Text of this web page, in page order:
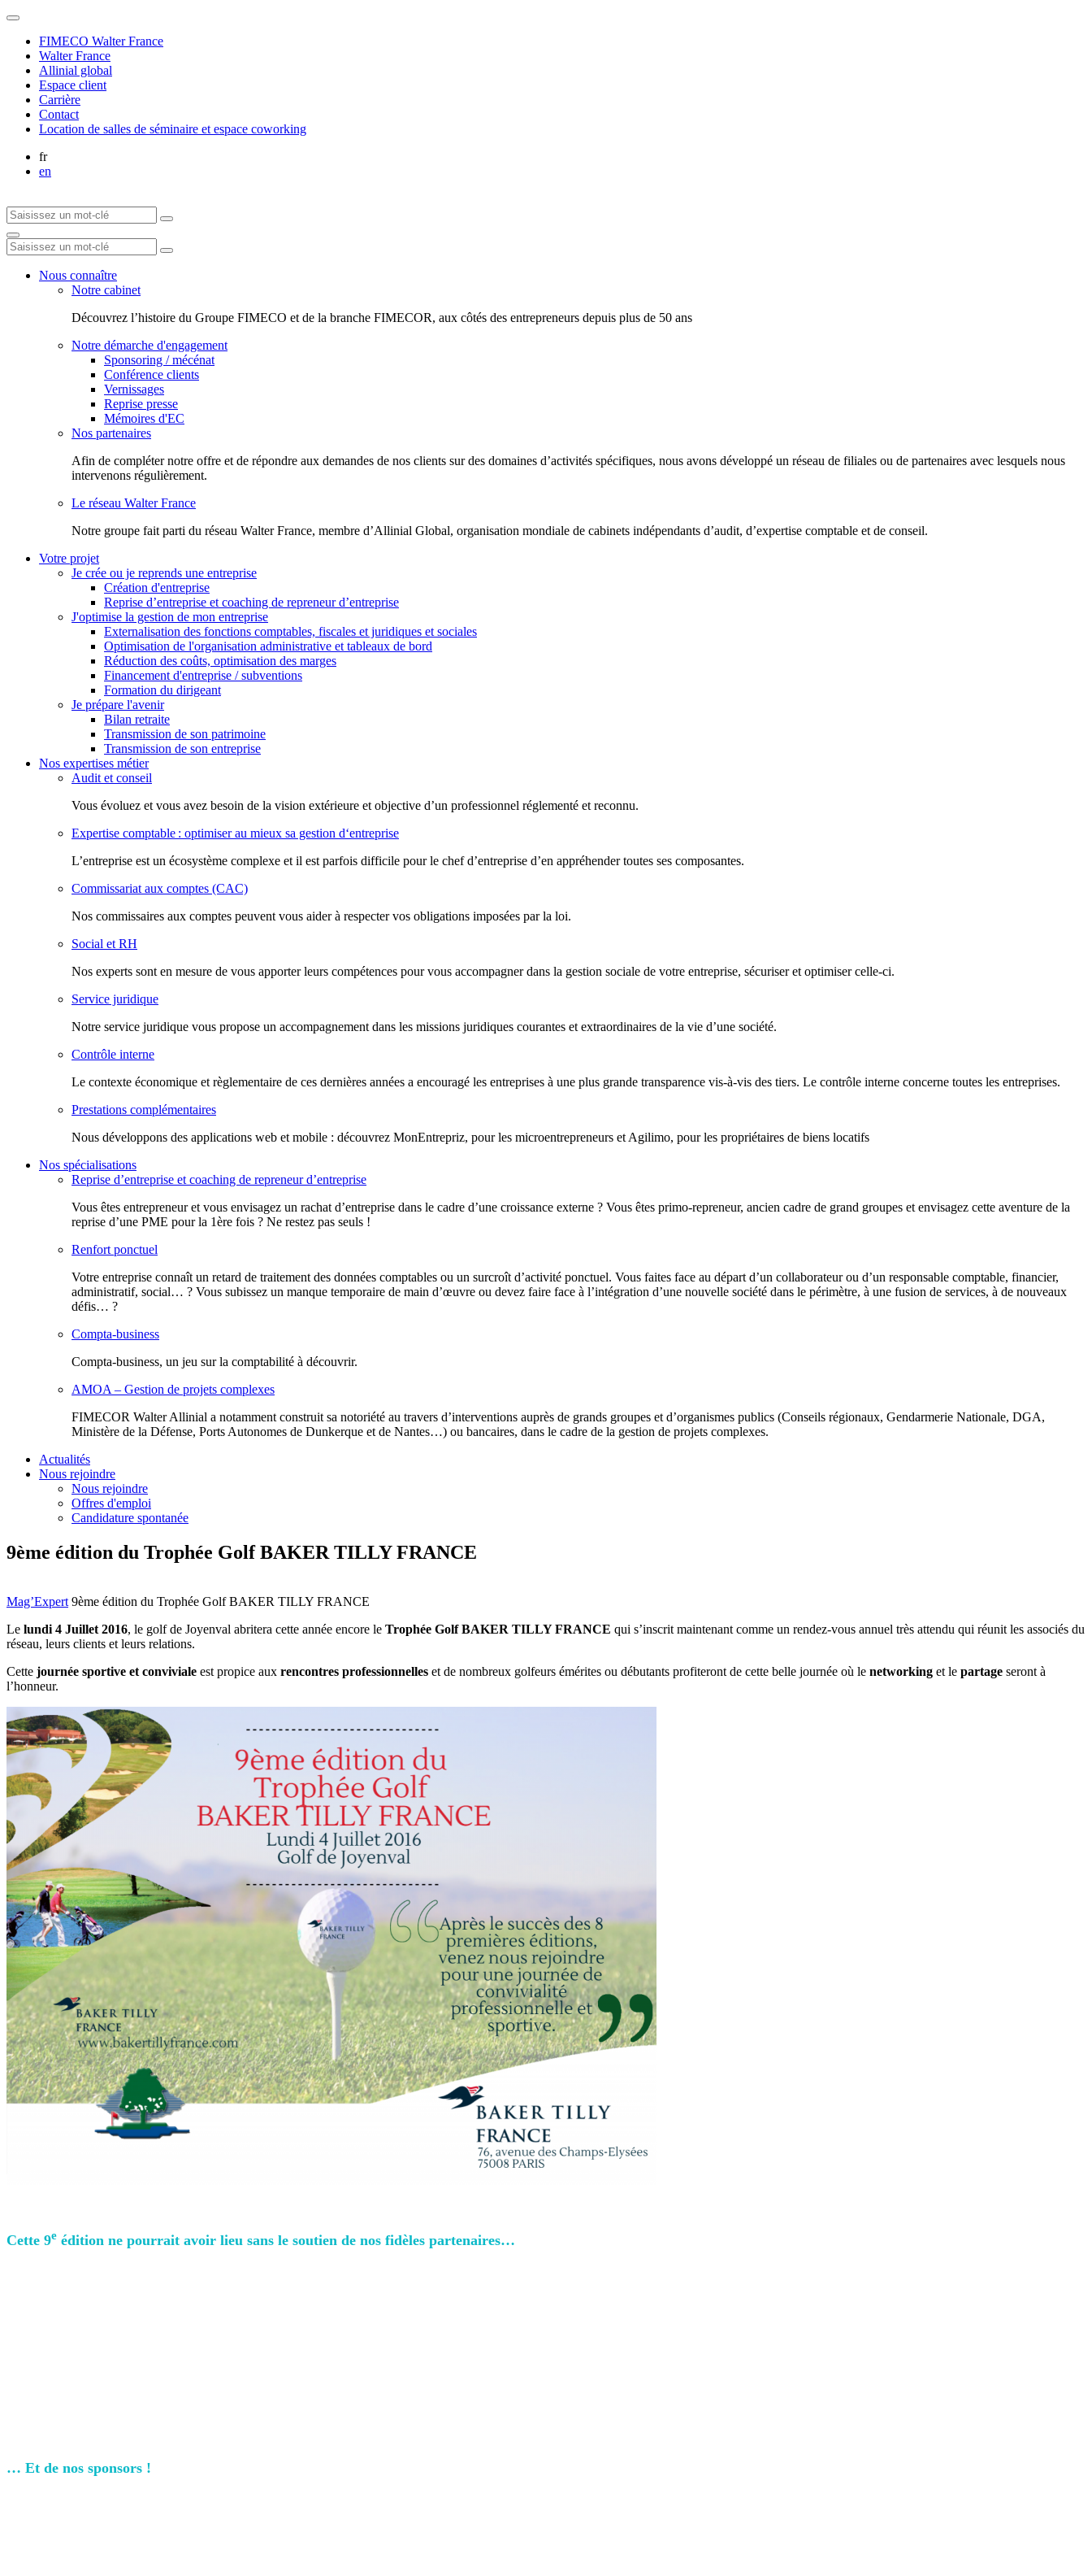
FIMECO Walter France
Walter France
Allinial global
Espace client
Carrière
Contact
Location de salles de séminaire et espace coworking
fr
en
Nous connaître
Notre cabinet
Découvrez l’histoire du Groupe FIMECO et de la branche FIMECOR, aux côtés des entrepreneurs depuis plus de 50 ans
Notre démarche d'engagement
Sponsoring / mécénat
Conférence clients
Vernissages
Reprise presse
Mémoires d'EC
Nos partenaires
Afin de compléter notre offre et de répondre aux demandes de nos clients sur des domaines d’activités spécifiques, nous avons développé un réseau de filiales ou de partenaires avec lesquels nous
intervenons régulièrement.
Le réseau Walter France
Notr​e groupe fait parti du réseau Walter France, membre d’Allinial Global, organisation mondiale de cabinets indépendants d’audit, d’expertise comptable et de conseil.
Votre projet
Je crée ou je reprends une entreprise
Création d'entreprise
Reprise d’entreprise et coaching de repreneur d’entreprise
J'optimise la gestion de mon entreprise
Externalisation des fonctions comptables, fiscales et juridiques et sociales
Optimisation de l'organisation administrative et tableaux de bord
Réduction des coûts, optimisation des marges
Financement d'entreprise / subventions
Formation du dirigeant
Je prépare l'avenir
Bilan retraite
Transmission de son patrimoine
Transmission de son entreprise
Nos expertises métier
Audit et conseil
Vous évoluez et vous avez besoin de la vision extérieure et objective d’un professionnel réglementé et reconnu.
Expertise comptable : optimiser au mieux sa gestion d‘entreprise
L’entreprise est un écosystème complexe et il est parfois difficile pour le chef d’entreprise d’en appréhender toutes ses composantes.
Commissariat aux comptes (CAC)
Nos commissaires aux comptes peuvent vous aider à respecter vos obligations imposées par la loi.
Social et RH
Nos experts sont en mesure de vous apporter leurs compétences pour vous accompagner dans la gestion sociale de votre entreprise, sécuriser et optimiser celle-ci.
Service juridique
Notre service juridique vous propose un accompagnement dans les missions juridiques courantes et extraordinaires de la vie d’une société.
Contrôle interne
Le contexte économique et règlementaire de ces dernières années a encouragé les entreprises à une plus grande transparence vis-à-vis des tiers. Le contrôle interne concerne toutes les entreprises.
Prestations complémentaires
Nous développons des applications web et mobile : découvrez MonEntrepriz, pour les microentrepreneurs et Agilimo, pour les propriétaires de biens locatifs
Nos spécialisations
Reprise d’entreprise et coaching de repreneur d’entreprise
Vous êtes entrepreneur et vous envisagez un rachat d’entreprise dans le cadre d’une croissance externe ? Vous êtes primo-repreneur, ancien cadre de grand groupes et envisagez cette aventure de la
reprise d’une PME pour la 1ère fois ? Ne restez pas seuls !
Renfort ponctuel
Votre entreprise connaît un retard de traitement des données comptables ou un surcroît d’activité ponctuel. Vous faites face au départ d’un collaborateur ou d’un responsable comptable, financier,
administratif, social… ? Vous subissez un manque temporaire de main d’œuvre ou devez faire face à l’intégration d’une nouvelle société dans le périmètre, à une fusion de services, à de nouveaux
défis… ?
Compta-business
Compta-business, un jeu sur la comptabilité à découvrir.
AMOA – Gestion de projets complexes
FIMECOR Walter Allinial a notamment construit sa notoriété au travers d’interventions auprès de grands groupes et d’organismes publics (Conseils régionaux, Gendarmerie Nationale, DGA,
Ministère de la Défense, Ports Autonomes de Dunkerque et de Nantes…) ou bancaires, dans le cadre de la gestion de projets complexes.
Actualités
Nous rejoindre
Nous rejoindre
Offres d'emploi
Candidature spontanée
9ème édition du Trophée Golf BAKER TILLY FRANCE
Mag’Expert 9ème édition du Trophée Golf BAKER TILLY FRANCE
Le lundi 4 Juillet 2016, le golf de Joyenval abritera cette année encore le Trophée Golf BAKER TILLY FRANCE qui s’inscrit maintenant comme un rendez-vous annuel très attendu qui réunit les associés du
réseau, leurs clients et leurs relations.
Cette journée sportive et conviviale est propice aux rencontres professionnelles et de nombreux golfeurs émérites ou débutants profiteront de cette belle journée où le networking et le partage seront à
l’honneur.
Cette 9e édition ne pourrait avoir lieu sans le soutien de nos fidèles partenaires…
… Et de nos sponsors !